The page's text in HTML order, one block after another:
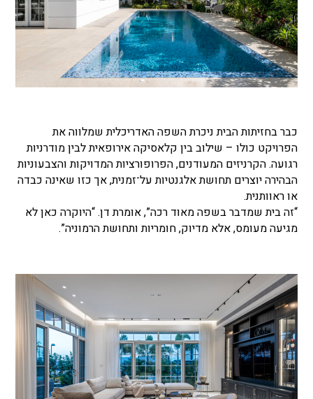
כבר בחזיתות הבית ניכרת השפה האדריכלית שמלווה את
הפרויקט כולו – שילוב בין קלאסיקה אירופאית לבין מודרניות
רגועה. הקרניזים המעודנים, הפרופורציות המדויקות והצבעוניות
הבהירה יוצרים תחושת אלגנטיות על־זמנית, אך כזו שאינה כבדה
או ראוותנית.
“זה בית שמדבר בשפה מאוד רכה”, אומרת דן. “היוקרה כאן לא
מגיעה מעומס, אלא מדיוק, חומריות ותחושת הרמוניה”.